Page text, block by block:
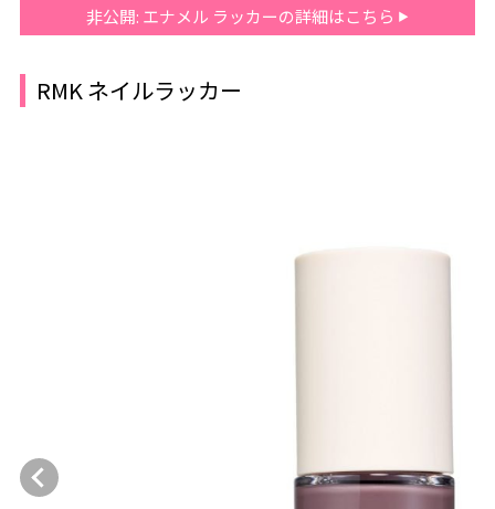
非公開: エナメル ラッカーの詳細はこちら
RMK ネイルラッカー